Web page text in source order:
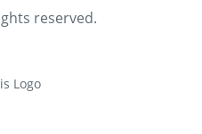
reserved.